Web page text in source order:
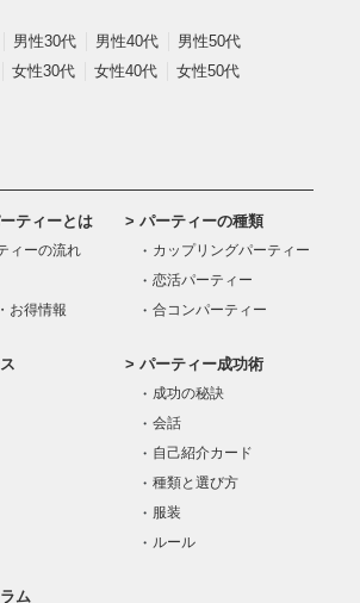
男性30代 男性40代
男性50代
女性30代 女性40代 女性50代
ティーとは
ィーの流れ
お得情報
パーティーの種類
カップリングパーティー
恋活パーティー
合コンパーティー
パーティー成功術
成功の秘訣
会話
自己紹介カード
種類と選び方
服装
ルール
ム